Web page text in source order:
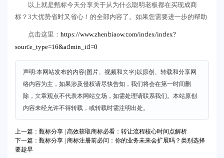
以上就是甄标今天分享关于从为什么聪明老板都在买现成商
标？3大优势省时又省心！的全部内容了。如果您需要进一步的帮助
点击这里： https://www.zhenbiaow.com/index/index?
source_type=16&admin_id=0
声明:本网站发布的内容(图片、视频和文字)以原创、转载和分享网
络内容为主，如果涉及侵权请尽快告知，我们将会在第一时间删
除，文章观点不代表本网站立场，如需处理请联系我们。本站原创
内容未经允许不得转载，或转载时需注明出处。
上一篇：甄标分享 | 高效获取商标必看：转让流程核心时间点解析
下一篇：甄标分享 | 商标注册前必问：你的业务未来会扩展吗？类别选择
要趁早